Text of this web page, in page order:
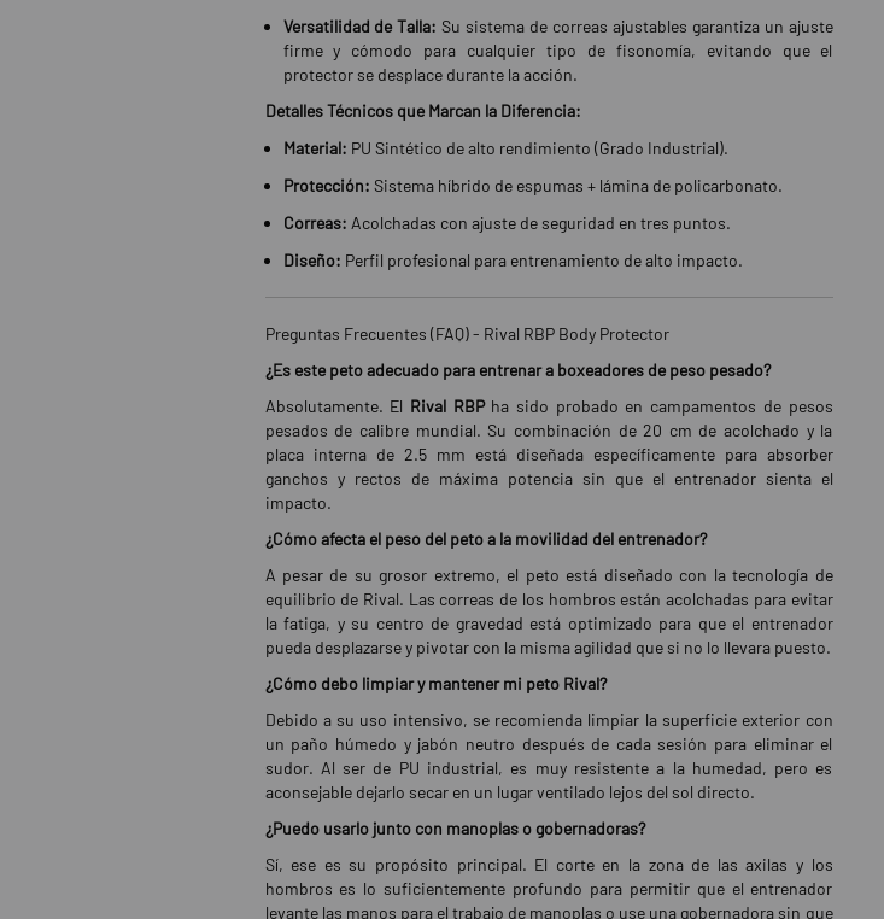
Versatilidad de Talla: Su sistema de correas ajustables garantiza un ajuste
firme y cómodo para cualquier tipo de fisonomía, evitando que el
protector se desplace durante la acción.
Detalles Técnicos que Marcan la Diferencia:
Material: PU Sintético de alto rendimiento (Grado Industrial).
Protección: Sistema híbrido de espumas + lámina de policarbonato.
Correas: Acolchadas con ajuste de seguridad en tres puntos.
Diseño: Perfil profesional para entrenamiento de alto impacto.
Preguntas Frecuentes (FAQ) - Rival RBP Body Protector
¿Es este peto adecuado para entrenar a boxeadores de peso pesado?
Absolutamente. El Rival RBPha sido probado en campamentos de pesos
pesados de calibre mundial. Su combinación de 20 cm de acolchado y la
placa interna de 2.5 mm está diseñada específicamente para absorber
ganchos y rectos de máxima potencia sin que el entrenador sienta el
impacto.
¿Cómo afecta el peso del peto a la movilidad del entrenador?
A pesar de su grosor extremo, el peto está diseñado con la tecnología de
equilibrio de Rival. Las correas de los hombros están acolchadas para evitar
la fatiga, y su centro de gravedad está optimizado para que el entrenador
pueda desplazarse y pivotar con la misma agilidad que si no lo llevara puesto.
¿Cómo debo limpiar y mantener mi peto Rival?
Debido a su uso intensivo, se recomienda limpiar la superficie exterior con
un paño húmedo y jabón neutro después de cada sesión para eliminar el
sudor. Al ser de PU industrial, es muy resistente a la humedad, pero es
aconsejable dejarlo secar en un lugar ventilado lejos del sol directo.
¿Puedo usarlo junto con manoplas o gobernadoras?
Sí, ese es su propósito principal. El corte en la zona de las axilas y los
hombros es lo suficientemente profundo para permitir que el entrenador
levante las manos para el trabajo de manoplas o use una gobernadora sin que